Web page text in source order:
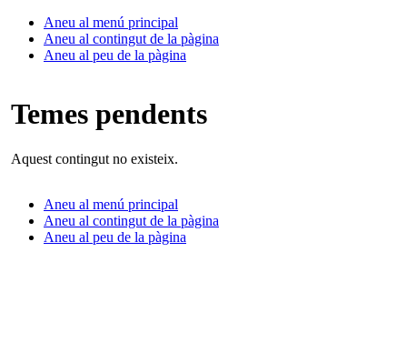
Aneu al menú principal
Aneu al contingut de la pàgina
Aneu al peu de la pàgina
Temes pendents
Aquest contingut no existeix.
Aneu al menú principal
Aneu al contingut de la pàgina
Aneu al peu de la pàgina